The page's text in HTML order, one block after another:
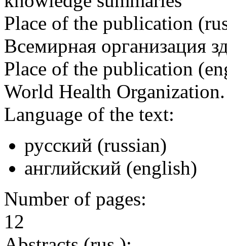
Place of the publication
Всемирная организация
Place of the publication
World Health
Language of the text:
русский (russian)
английский (english)
Number of pages:
12